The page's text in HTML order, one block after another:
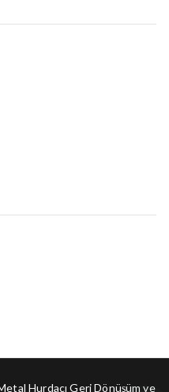
Hurdacı Geri Dönüşüm ve